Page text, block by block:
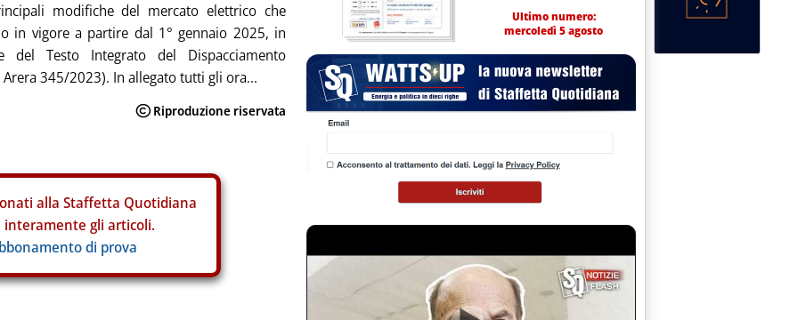
modifiche del mercato elettrico che
in vigore a partire dal 1° gennaio 2025, in
del Testo Integrato del Dispacciamento
345/2023). In allegato tutti gli ora...
alla Staffetta Quotidiana
interamente gli articoli.
di prova
Ultimo numero:
mercoledì 5 agosto